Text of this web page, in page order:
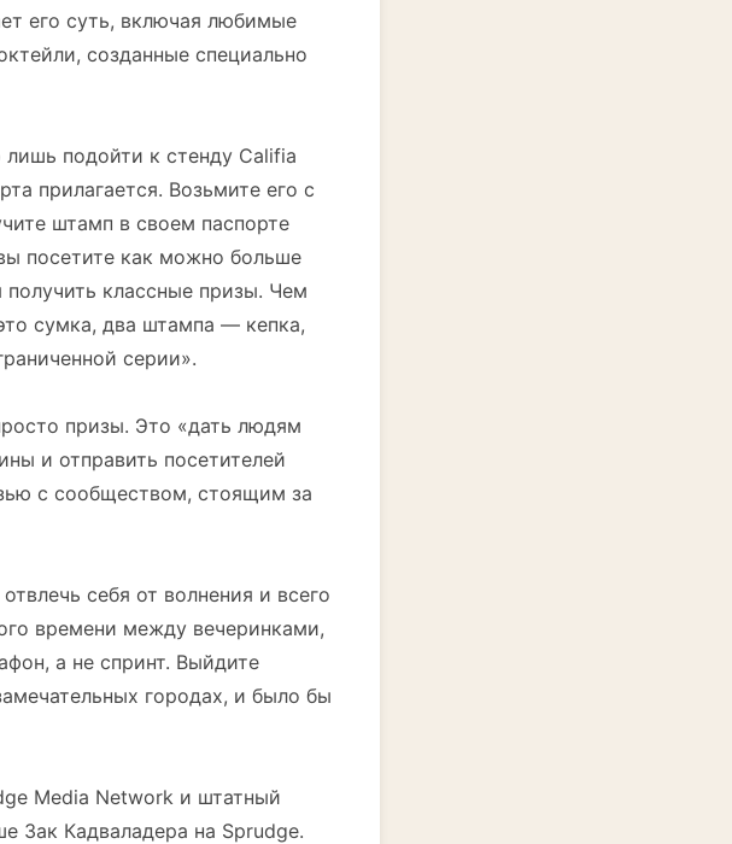
его суть, включая любимые
созданные специально
подойти к стенду Califia
прилагается. Возьмите его с
штамп в своем паспорте
посетите как можно больше
получить классные призы. Чем
сумка, два штампа — кепка,
серии».
призы. Это «дать людям
и отправить посетителей
с сообществом, стоящим за
себя от волнения и всего
времени между вечеринками,
а не спринт. Выйдите
городах, и было бы
Media Network и штатный
Зак Кадваладера на Sprudge.